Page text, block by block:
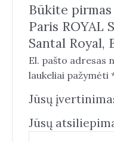
Būkite pirmas
Paris ROYAL
Santal Royal,
El. pašto adresas
laukeliai pažymėti
Jūsų
Jūsų